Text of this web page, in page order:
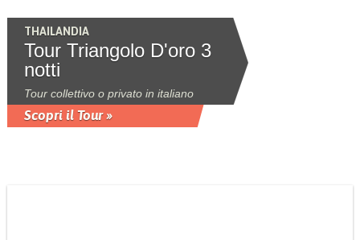
THAILANDIA
Tour Triangolo D'oro 3
notti
Tour collettivo o privato in italiano
Scopri il Tour »